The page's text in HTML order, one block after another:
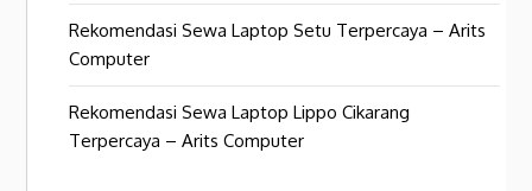
Rekomendasi Sewa Laptop Setu Terpercaya – Arits
Computer
Rekomendasi Sewa Laptop Lippo Cikarang
Terpercaya – Arits Computer